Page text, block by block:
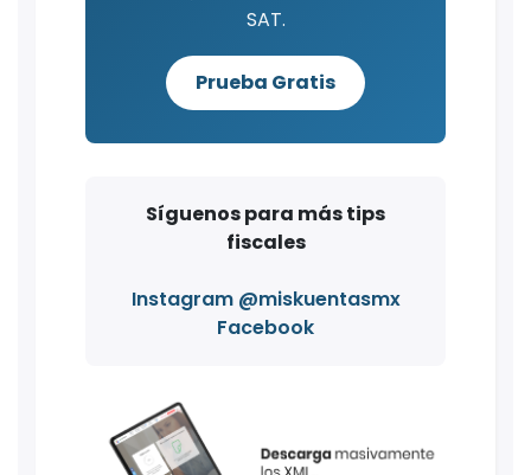
SAT.
Prueba Gratis
Síguenos para más tips
fiscales
Instagram @miskuentasmx
Facebook